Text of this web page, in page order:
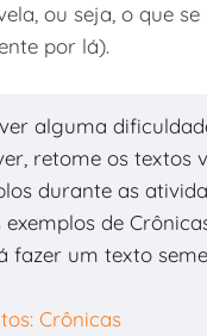
ou seja, o que se
por lá).
alguma
retome os textos
durante as
exemplos de
fazer um texto
Crônicas